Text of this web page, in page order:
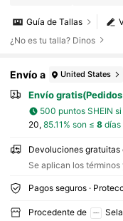
Guía de Tallas
¿No es tu talla? Dinos
Envío a United States
Envío
500 puntos SHEIN
20, 85.11% son ≤ 8días
Devoluciones gratuitas
Se aplican los
Pagos seguros ·
Procedente de